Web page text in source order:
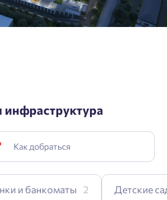
Как добраться
и банкоматы 2 Детские